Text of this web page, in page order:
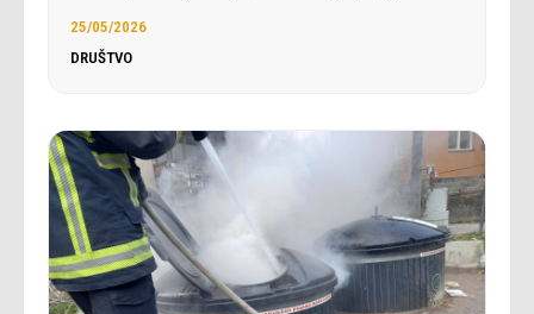
25/05/2026
DRUŠTVO